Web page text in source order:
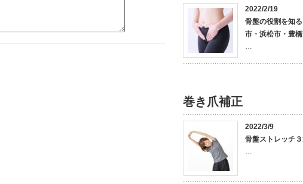
2022/2/19
骨盤の役割を知
市・浜松市・豊橋
…
巻き爪補正
2022/3/9
骨盤ストレッチ３
…